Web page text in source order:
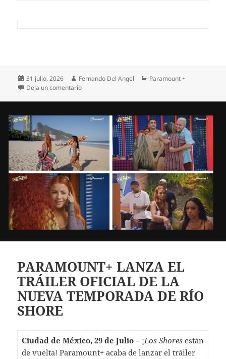
Publicado
el
31 julio, 2026 Autor
Fernando Del Angel Categorías
Paramount +
Deja un comentarioen LO NUEVO EN PARAMOUNT+ | JULIO 2026
PARAMOUNT+ LANZA EL
TRÁILER OFICIAL DE LA
NUEVA TEMPORADA DE RÍO
SHORE
Ciudad de México, 29 de Julio –¡Los Shoresestán
de vuelta! Paramount+ acaba de lanzar el tráiler